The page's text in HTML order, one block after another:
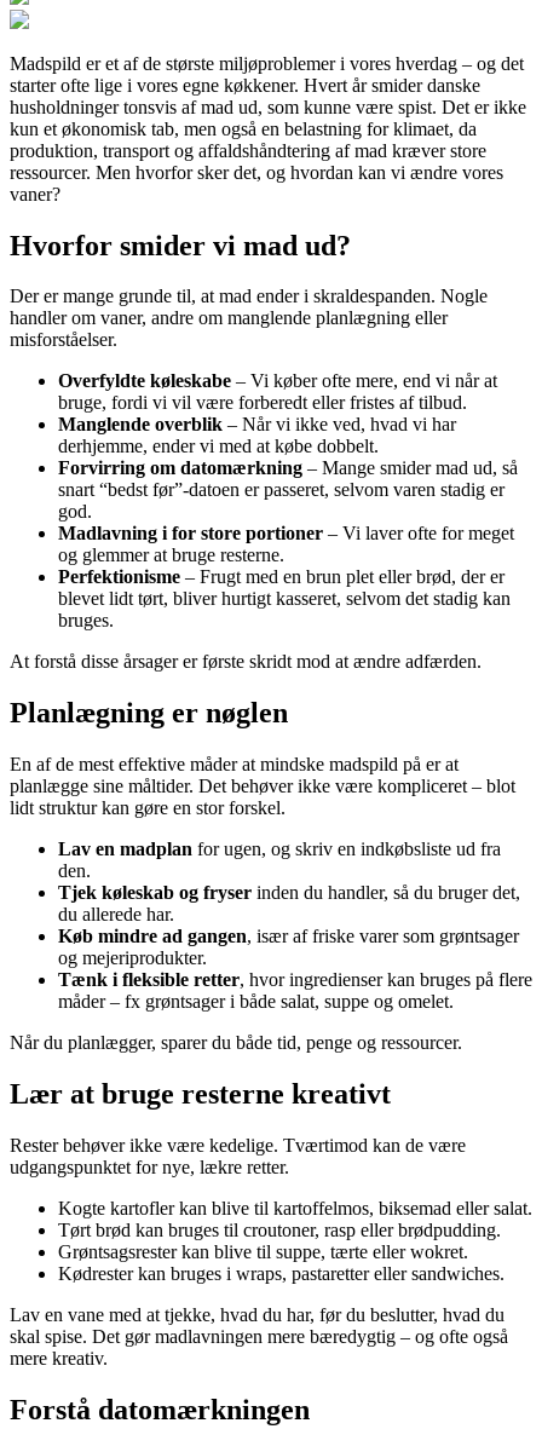
Madspild er et af de største miljøproblemer i vores hverdag – og det
starter ofte lige i vores egne køkkener. Hvert år smider danske
husholdninger tonsvis af mad ud, som kunne være spist. Det er ikke
kun et økonomisk tab, men også en belastning for klimaet, da
produktion, transport og affaldshåndtering af mad kræver store
ressourcer. Men hvorfor sker det, og hvordan kan vi ændre vores
vaner?
Hvorfor smider vi mad ud?
Der er mange grunde til, at mad ender i skraldespanden. Nogle
handler om vaner, andre om manglende planlægning eller
misforståelser.
Overfyldte køleskabe – Vi køber ofte mere, end vi når at
bruge, fordi vi vil være forberedt eller fristes af tilbud.
Manglende overblik – Når vi ikke ved, hvad vi har
derhjemme, ender vi med at købe dobbelt.
Forvirring om datomærkning – Mange smider mad ud, så
snart “bedst før”-datoen er passeret, selvom varen stadig er
god.
Madlavning i for store portioner – Vi laver ofte for meget
og glemmer at bruge resterne.
Perfektionisme – Frugt med en brun plet eller brød, der er
blevet lidt tørt, bliver hurtigt kasseret, selvom det stadig kan
bruges.
At forstå disse årsager er første skridt mod at ændre adfærden.
Planlægning er nøglen
En af de mest effektive måder at mindske madspild på er at
planlægge sine måltider. Det behøver ikke være kompliceret – blot
lidt struktur kan gøre en stor forskel.
Lav en madplan for ugen, og skriv en indkøbsliste ud fra
den.
Tjek køleskab og fryser inden du handler, så du bruger det,
du allerede har.
Køb mindre ad gangen, især af friske varer som grøntsager
og mejeriprodukter.
Tænk i fleksible retter, hvor ingredienser kan bruges på flere
måder – fx grøntsager i både salat, suppe og omelet.
Når du planlægger, sparer du både tid, penge og ressourcer.
Lær at bruge resterne kreativt
Rester behøver ikke være kedelige. Tværtimod kan de være
udgangspunktet for nye, lækre retter.
Kogte kartofler kan blive til kartoffelmos, biksemad eller salat.
Tørt brød kan bruges til croutoner, rasp eller brødpudding.
Grøntsagsrester kan blive til suppe, tærte eller wokret.
Kødrester kan bruges i wraps, pastaretter eller sandwiches.
Lav en vane med at tjekke, hvad du har, før du beslutter, hvad du
skal spise. Det gør madlavningen mere bæredygtig – og ofte også
mere kreativ.
Forstå datomærkningen